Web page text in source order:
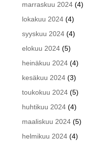
marraskuu 2024(4)
lokakuu 2024(4)
syyskuu 2024(4)
elokuu 2024(5)
heinäkuu 2024(4)
kesäkuu 2024(3)
toukokuu 2024(5)
huhtikuu 2024(4)
maaliskuu 2024(5)
helmikuu 2024(4)